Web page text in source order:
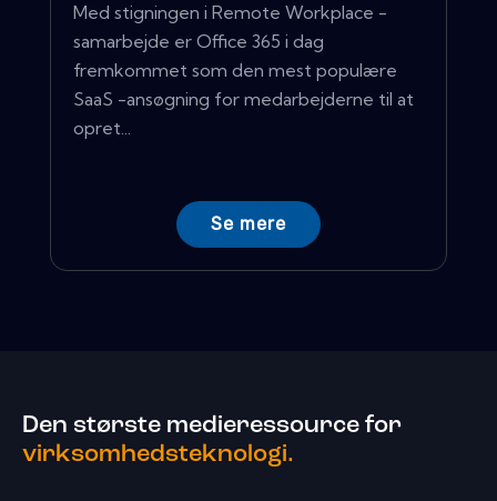
Med stigningen i Remote Workplace -
samarbejde er Office 365 i dag
fremkommet som den mest populære
SaaS -ansøgning for medarbejderne til at
opret...
Se mere
Den største medieressource for
virksomhedsteknologi.